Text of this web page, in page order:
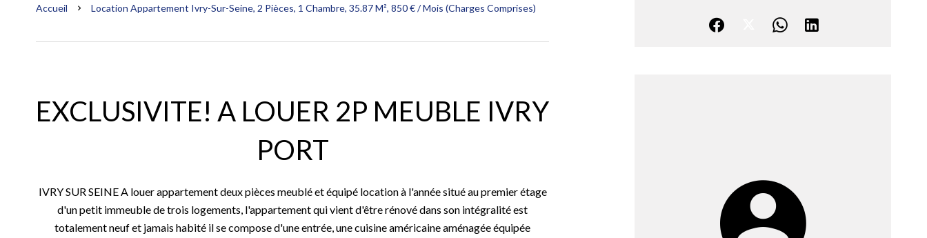
Accueil Location Appartement Ivry-Sur-Seine, 2 Pièces, 1 Chambre, 35.87 M², 850 € / Mois (Charges Comprises)
EXCLUSIVITE! A LOUER 2P MEUBLE IVRY
PORT
IVRY SUR SEINE A louer appartement deux pièces meublé et équipé location à l'année situé au premier étage
d'un petit immeuble de trois logements, l'appartement qui vient d'être rénové dans son intégralité est
totalement neuf et jamais habité il se compose d'une entrée, une cuisine américaine aménagée équipée